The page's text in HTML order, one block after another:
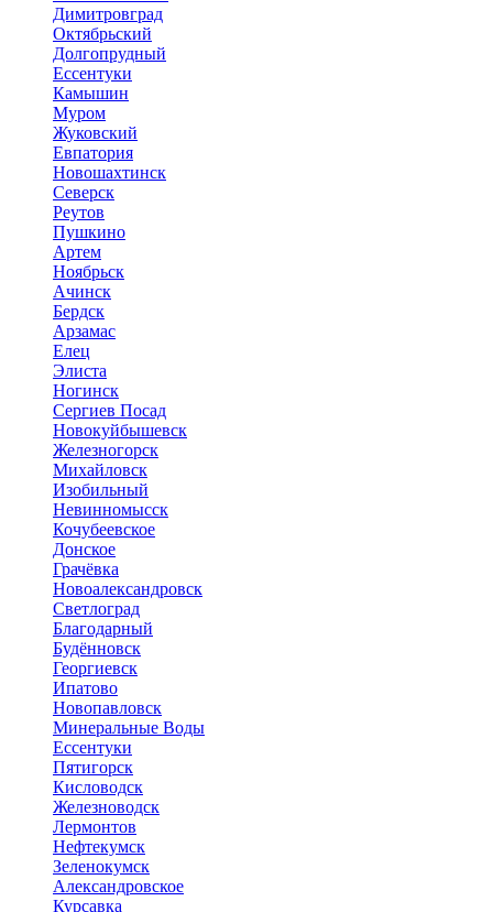
Димитровград
Октябрьский
Долгопрудный
Ессентуки
Камышин
Муром
Жуковский
Евпатория
Новошахтинск
Северск
Реутов
Пушкино
Артем
Ноябрьск
Ачинск
Бердск
Арзамас
Елец
Элиста
Ногинск
Сергиев Посад
Новокуйбышевск
Железногорск
Михайловск
Изобильный
Невинномысск
Кочубеевское
Донское
Грачёвка
Новоалександровск
Светлоград
Благодарный
Будённовск
Георгиевск
Ипатово
Новопавловск
Минеральные Воды
Ессентуки
Пятигорск
Кисловодск
Железноводск
Лермонтов
Нефтекумск
Зеленокумск
Александровское
Курсавка